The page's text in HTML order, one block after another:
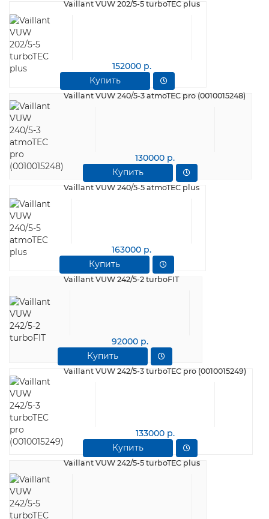
Vaillant VUW 202/5-5 turboTEC plus
152000 р.
Купить
Vaillant VUW 240/5-3 atmoTEC pro (0010015248)
130000 р.
Купить
Vaillant VUW 240/5-5 atmoTEC plus
163000 р.
Купить
Vaillant VUW 242/5-2 turboFIT
92000 р.
Купить
Vaillant VUW 242/5-3 turboTEC pro (0010015249)
133000 р.
Купить
Vaillant VUW 242/5-5 turboTEC plus